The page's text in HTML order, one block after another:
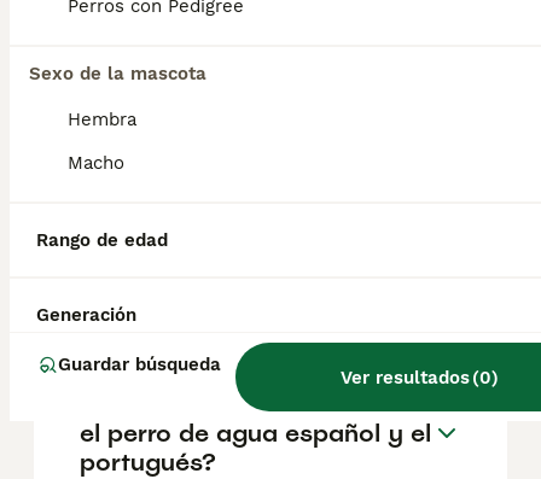
Perros con Pedigree
Sexo de la mascota
Hembra
Macho
Rango de edad
Generación
Guardar búsqueda
Ver resultados(0)
sus seres queridos.
¿Cuánto cuesta un perro de
ladra mucho?
¿Qué diferencias hay entre
el perro de agua español y el
portugués?